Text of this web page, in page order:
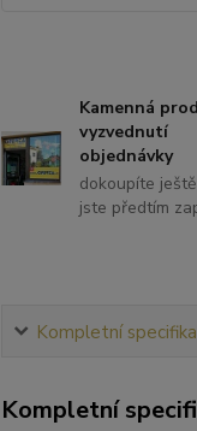
Kamenná
vyzvednutí
objednávky
dokoupíte
jste předtím
Kompletní
Kompletní